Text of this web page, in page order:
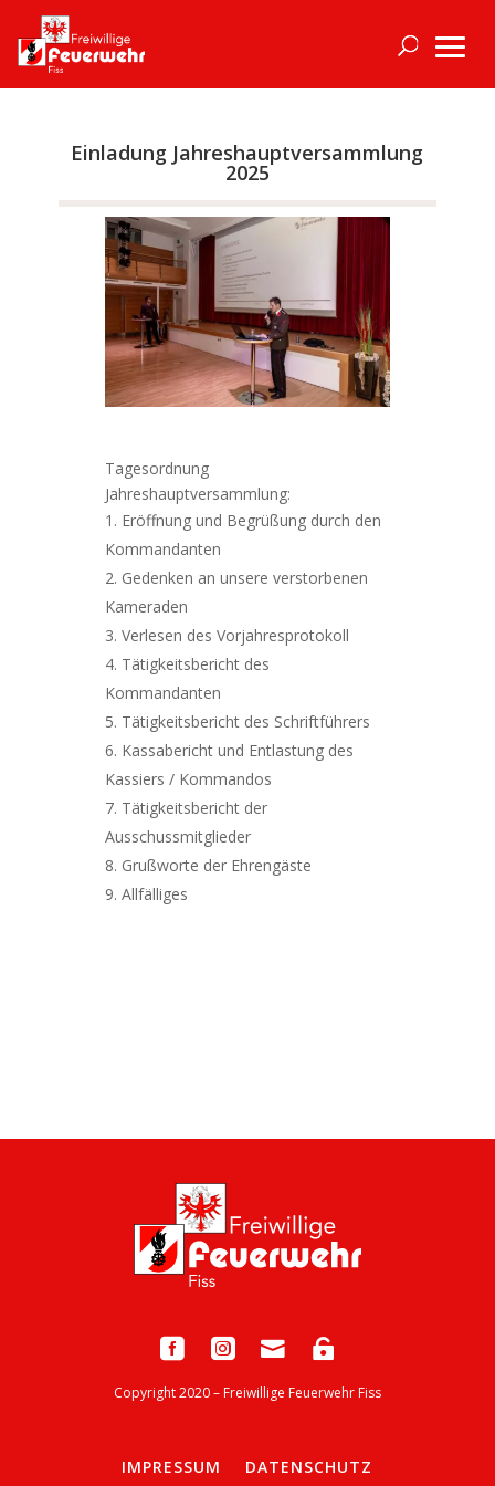
Einladung Jahreshauptversammlung
2025
Tagesordnung
Jahreshauptversammlung:
Eröffnung und Begrüßung durch den
Kommandanten
Gedenken an unsere verstorbenen
Kameraden
Verlesen des Vorjahresprotokoll
Tätigkeitsbericht des
Kommandanten
Tätigkeitsbericht des Schriftführers
Kassabericht und Entlastung des
Kassiers / Kommandos
Tätigkeitsbericht der
Ausschussmitglieder
Grußworte der Ehrengäste
Allfälliges
Copyright 2020 – Freiwillige Feuerwehr Fiss
IMPRESSUM DATENSCHUTZ